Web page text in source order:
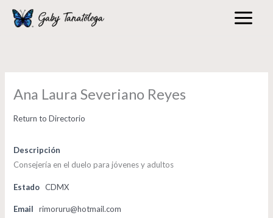
Ana Laura Severiano Reyes
Return to Directorio
Descripción
Consejería en el duelo para jóvenes y adultos
Estado CDMX
Email rimoruru@hotmail.com